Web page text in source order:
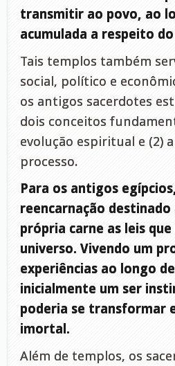
transmitir ao povo, ao
acumulada a respeito
Tais templos também
social, político e
os antigos sacerdotes
dois conceitos
evolução espiritual e (2)
processo.
Para os antigos
reencarnação
própria carne as leis
universo. Vivendo um
experiências ao longo
inicialmente um ser
poderia se transformar
imortal.
Além de templos, os